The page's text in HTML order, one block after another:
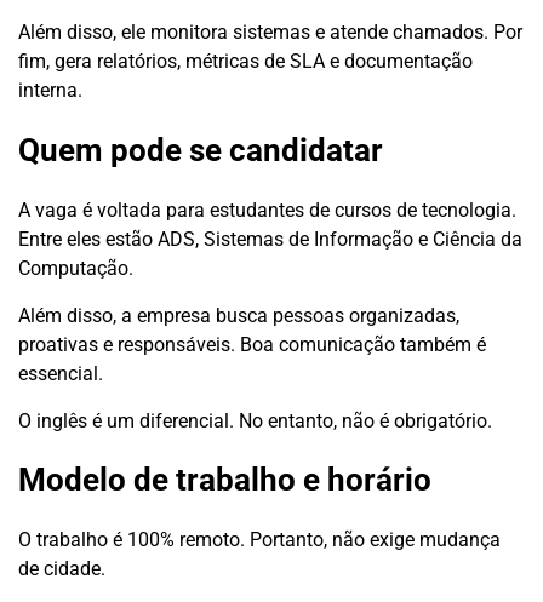
Além disso, ele monitora sistemas e atende chamados. Por
fim, gera relatórios, métricas de SLA e documentação
interna.
Quem pode se candidatar
A vaga é voltada para estudantes de cursos de tecnologia.
Entre eles estão ADS, Sistemas de Informação e Ciência da
Computação.
Além disso, a empresa busca pessoas organizadas,
proativas e responsáveis. Boa comunicação também é
essencial.
O inglês é um diferencial. No entanto, não é obrigatório.
Modelo de trabalho e horário
O trabalho é 100% remoto. Portanto, não exige mudança
de cidade.